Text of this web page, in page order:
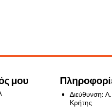
μου
Διεύθυνση:
Κρήτης